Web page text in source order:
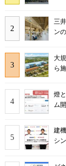
三
ン
大
ら
燈
ム
建
シ